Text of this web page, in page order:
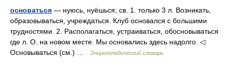
основаться — нуюсь, нуёшься; св. 1. только 3 л. Возникать,
образовываться, учреждаться. Клуб основался с большими
трудностями. 2. Располагаться, устраиваться, обосновываться
где л. О. на новом месте. Мы основались здесь надолго. ◁
Основываться (см.) …
Энциклопедический словарь